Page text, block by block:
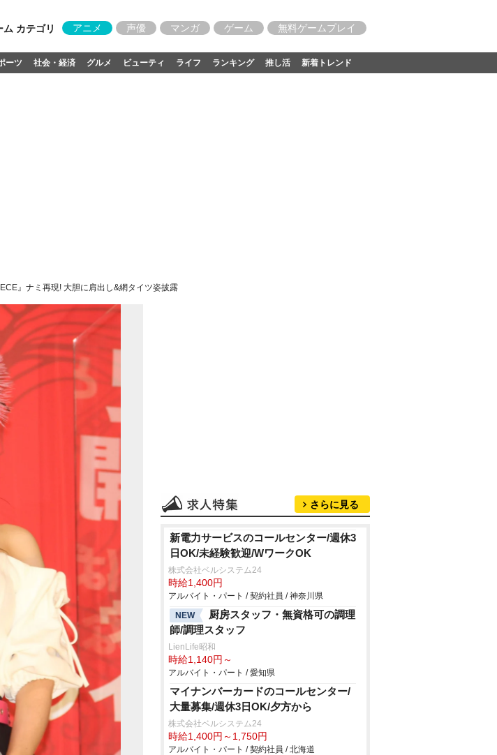
カテゴリ アニメ 声優 マンガ ゲーム 無料ゲームプレイ
ーツ 社会・経済 グルメ ビューティ ライフ ランキング 推し活 新着トレンド
』ナミ再現! 大胆に肩出し&網タイツ姿披露
さらに見る
新電力サービスのコールセンター/週休3
日OK/未経験歓迎/WワークOK
株式会社ベルシステム24
時給1,400円
アルバイト・パート / 契約社員 / 神奈川県
NEW
厨房スタッフ・無資格可の調理
師/調理スタッフ
LienLife昭和
時給1,140円～
アルバイト・パート / 愛知県
マイナンバーカードのコールセンター/
大量募集/週休3日OK/夕方から
株式会社ベルシステム24
時給1,400円～1,750円
アルバイト・パート / 契約社員 / 北海道